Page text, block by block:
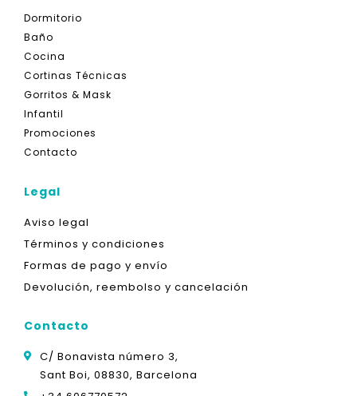
Dormitorio
Baño
Cocina
Cortinas Técnicas
Gorritos & Mask
Infantil
Promociones
Contacto
Legal
Aviso legal
Términos y condiciones
Formas de pago y envío
Devolución, reembolso y cancelación
Contacto
C/ Bonavista número 3,
Sant Boi, 08830, Barcelona